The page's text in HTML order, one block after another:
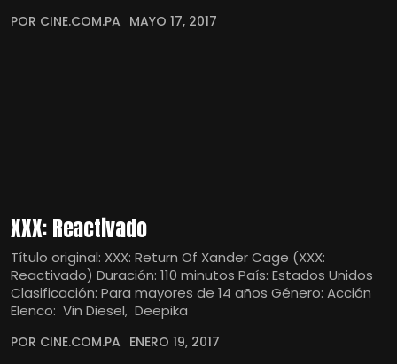
POR CINE.COM.PA MAYO 17, 2017
XXX: Reactivado
Título original: XXX: Return Of Xander Cage (XXX:
Reactivado) Duración: 110 minutos País: Estados Unidos
Clasificación: Para mayores de 14 años Género: Acción
Elenco: Vin Diesel, Deepika
POR CINE.COM.PA ENERO 19, 2017